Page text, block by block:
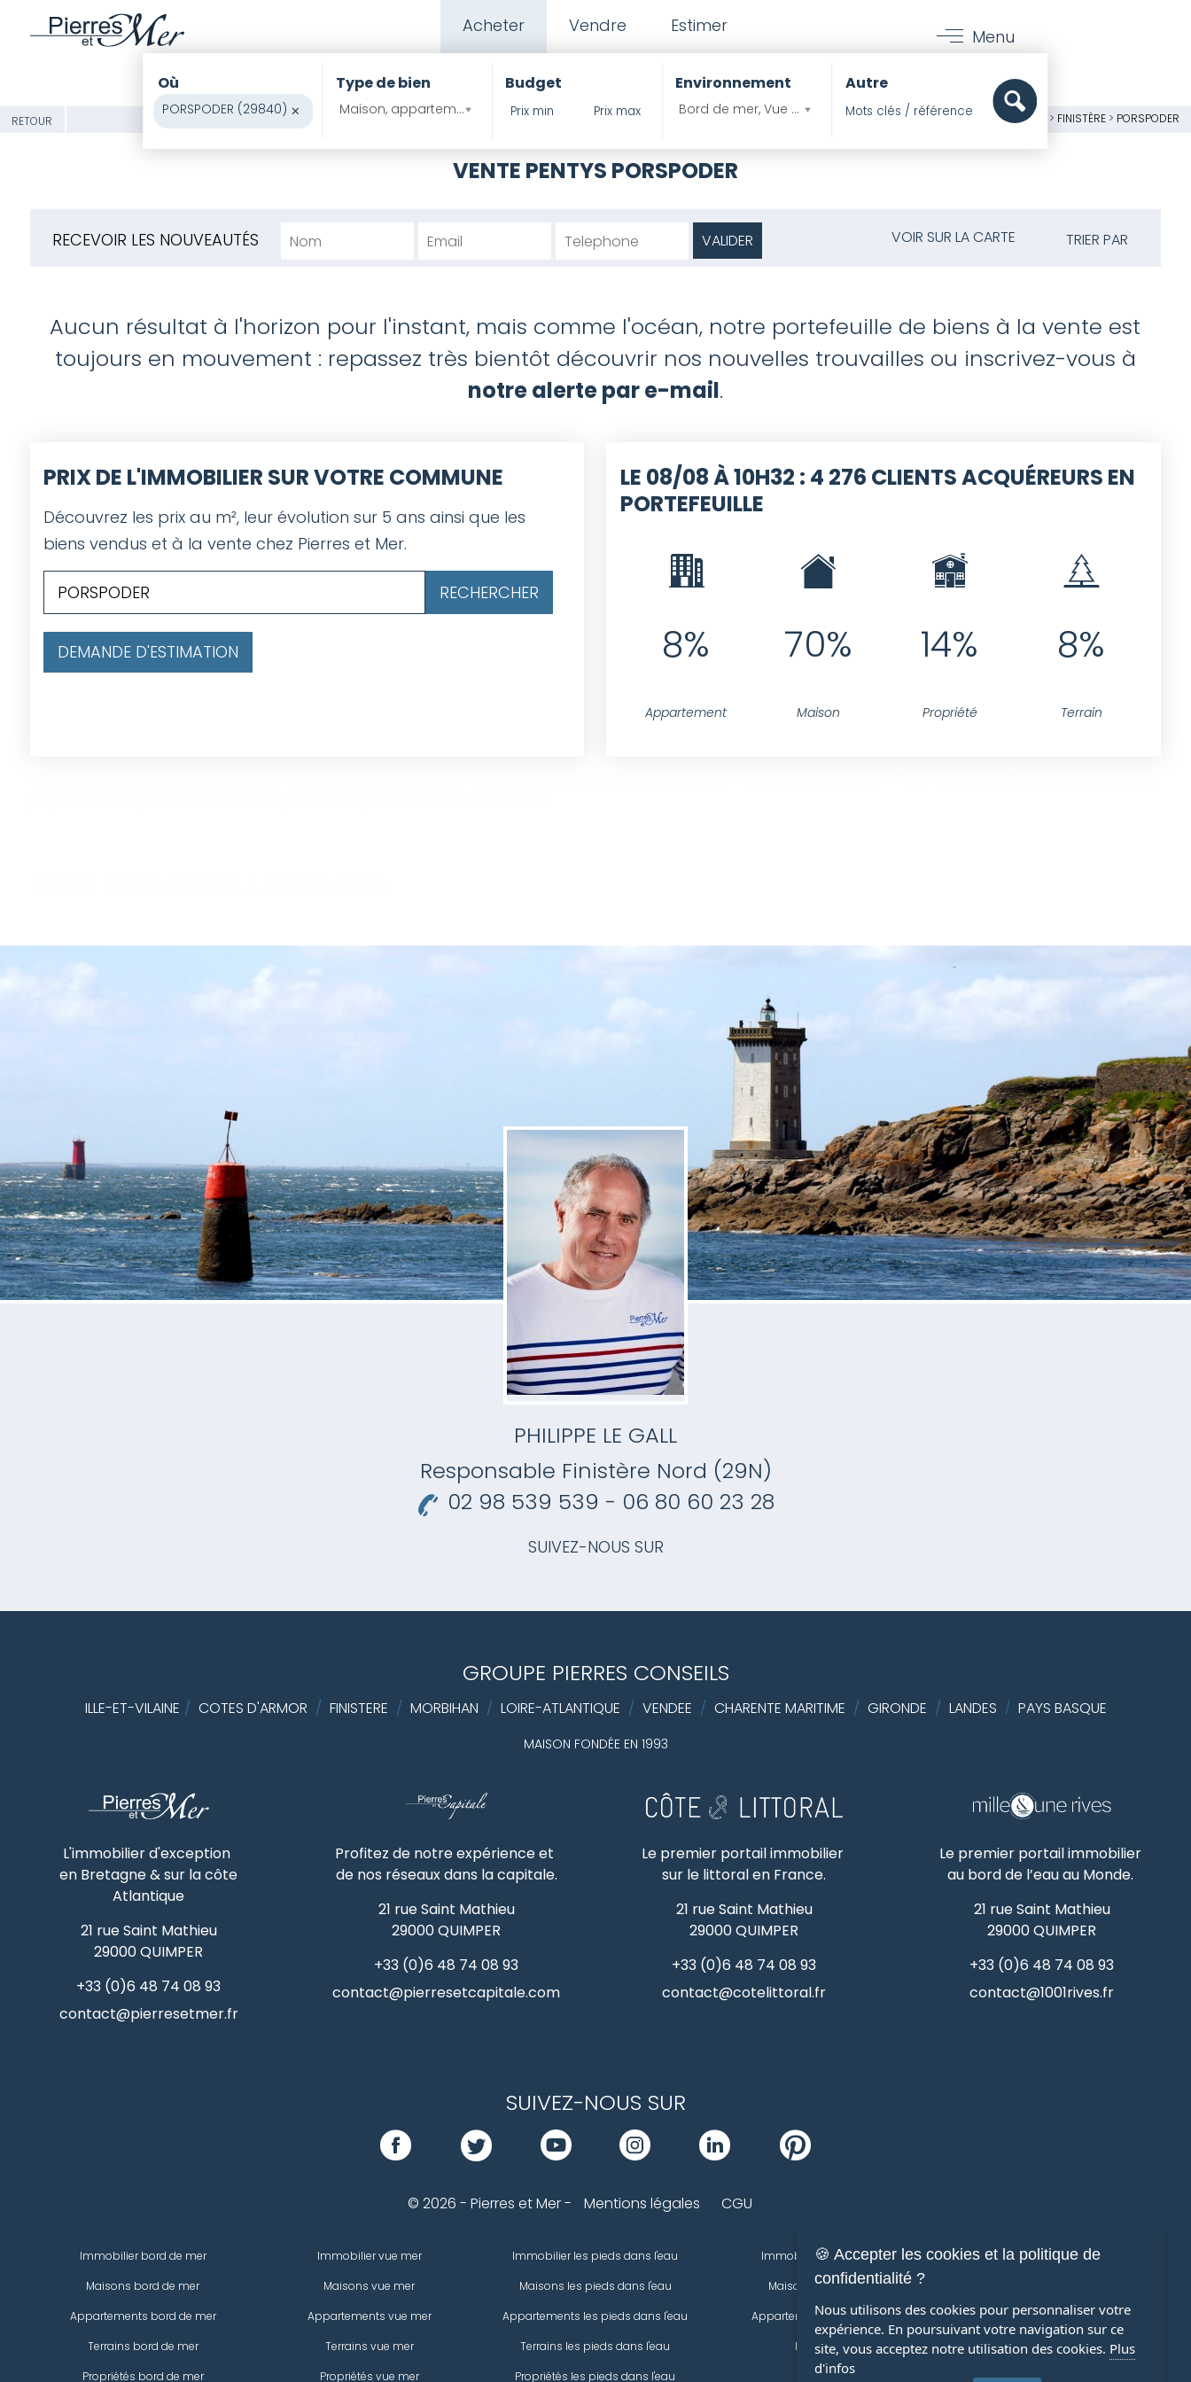
Acheter Vendre Estimer
Menu
Où
×
PORSPODER (29840)
Type de bien
Maison, appartement , Propritété ?
Budget Environnement
Bord de mer, Vue mer, Pieds dans l'eau
Autre
RETOUR PIERRES ET MER>IMMOBILIER >MAISONS > FINISTÈRE> PORSPODER
VENTE PENTYS PORSPODER
TRIER PAR
VOIR SUR LA CARTE
RECEVOIR LES NOUVEAUTÉS
Aucun résultat à l'horizon pour l'instant, mais comme l'océan, notre portefeuille de biens à la vente est
toujours en mouvement : repassez très bientôt découvrir nos nouvelles trouvailles ou inscrivez-vous à
notre alerte par e-mail.
PRIX DE L'IMMOBILIER SUR VOTRE COMMUNE
Découvrez les prix au m², leur évolution sur 5 ans ainsi que les
biens vendus et à la vente chez Pierres et Mer.
DEMANDE D'ESTIMATION
LE 08/08 À 10H32 : 4 276 CLIENTS ACQUÉREURS EN
PORTEFEUILLE
8%
Appartement
70%
Maison
14%
Propriété
8%
Terrain
PHILIPPE LE GALL
Responsable Finistère Nord (29N)
02 98 539 539 - 06 80 60 23 28
SUIVEZ-NOUS SUR
GROUPE PIERRES CONSEILS
ILLE-ET-VILAINE / COTES D'ARMOR / FINISTERE / MORBIHAN / LOIRE-ATLANTIQUE / VENDEE / CHARENTE MARITIME / GIRONDE / LANDES / PAYS BASQUE
MAISON FONDÉE EN 1993
L'immobilier d'exception
en Bretagne & sur la côte
Atlantique
21 rue Saint Mathieu
29000QUIMPER
+33 (0)6 48 74 08 93
contact@pierresetmer.fr
Profitez de notre expérience et
de nos réseaux dans la capitale.
21 rue Saint Mathieu
29000QUIMPER
+33 (0)6 48 74 08 93
contact@pierresetcapitale.com
Le premier portail immobilier
sur le littoral en France.
21 rue Saint Mathieu
29000QUIMPER
+33 (0)6 48 74 08 93
contact@cotelittoral.fr
Le premier portail immobilier
au bord de l’eau au Monde.
21 rue Saint Mathieu
29000QUIMPER
+33 (0)6 48 74 08 93
contact@1001rives.fr
SUIVEZ-NOUS SUR
© 2026 - Pierres et Mer - Mentions légales CGU
Immobilier bord de mer
Maisons bord de mer
Appartements bord de mer
Terrains bord de mer
Propriétés bord de mer
Immobilier vue mer
Maisons vue mer
Appartements vue mer
Terrains vue mer
Propriétés vue mer
Immobilier les pieds dans l'eau
Maisons les pieds dans l'eau
Appartements les pieds dans l'eau
Terrains les pieds dans l'eau
Propriétés les pieds dans l'eau
Immobilier de prestige
Maisons de prestige
Appartements de prestige
Propriétés
Immobilier
Appartements
terrains
Viager
🍪 Accepter les cookies et la politique de
confidentialité ?
Nous utilisons des cookies pour personnaliser votre
expérience. En poursuivant votre navigation sur ce
site, vous acceptez notre utilisation des cookies. Plus
d'infos